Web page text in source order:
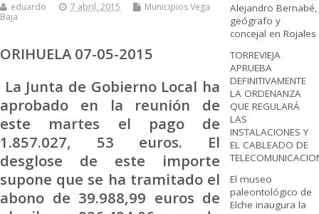
eduardo 7 abril, 2015
Municipios Vega
Baja
ORIHUELA 07-05-2015
La Junta de Gobierno Local ha
aprobado en la reunión de
este martes el pago de
1.857.027, 53 euros. El
desglose de este importe
supone que se ha tramitado el
abono de 39.988,99 euros de
Alejandro Bernabé,
geógrafo y
concejal en Rojales
TORREVIEJA
APRUEBA
DEFINITIVAMENTE
LA ORDENANZA
QUE REGULARÁ
LAS
INSTALACIONES Y
EL CABLEADO DE
El museo
paleontológico de
Elche inaugura la